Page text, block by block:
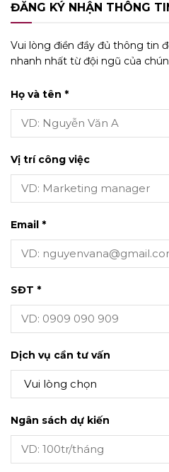
ĐĂNG KÝ NHẬN THÔNG
Vui lòng điền đầy đủ thông tin
nhanh nhất từ đội ngũ của
Họ và tên *
Vị trí công việc
Email *
SĐT *
Dịch vụ cần tư vấn
Ngân sách dự kiến